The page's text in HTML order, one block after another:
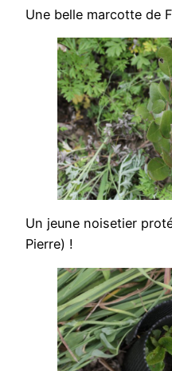
Une belle marcotte de
Un jeune noisetier
Pierre) !